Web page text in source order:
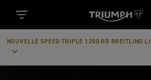
NOUVELLE SPEED TRIPLE 1200 RR BREITLING